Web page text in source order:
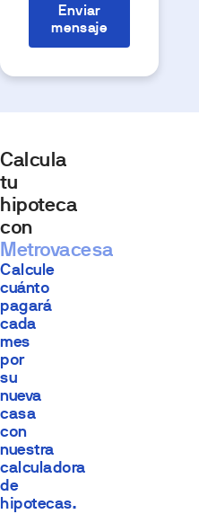
Enviar
mensaje
Calcula
tu
hipoteca
con
Metrovacesa
Calcule
cuánto
pagará
cada
mes
por
su
nueva
casa
con
nuestra
calculadora
de
hipotecas.